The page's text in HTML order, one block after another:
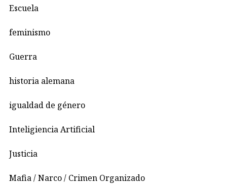
Escuela
feminismo
Guerra
historia alemana
igualdad de género
Inteligiencia Artificial
Justicia
Mafia / Narco / Crimen Organizado